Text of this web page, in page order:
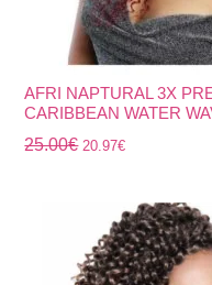
AFRI NAPTURAL 3X
CARIBBEAN WATER
25.00€ 20.97€